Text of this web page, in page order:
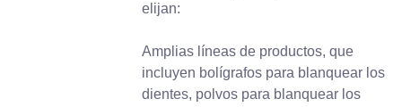
elijan:
Amplias líneas de productos, que
incluyen bolígrafos para blanquear los
dientes, polvos para blanquear los